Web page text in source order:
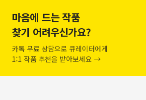
마음에 드는 작품
찾기 어려우신가요?
카톡 무료 상담으로 큐레이터에게
1:1 작품 추천을 받아보세요 →